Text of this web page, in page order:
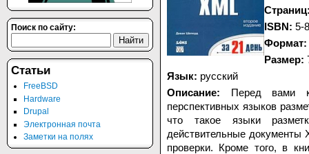
ISBN: 5-
Формат:
Размер:
Язык: русский
Описание: Перед вами
перспективных языков
что такое языки
действительные
проверки. Кроме того, в
Поиск по сайту:
Статьи
FreeBSD
Hardware
Drupal
Электронная почта
Заметки на полях